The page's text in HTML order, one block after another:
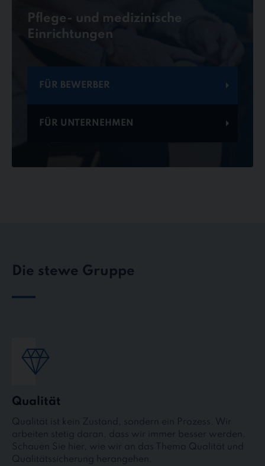
Pflege- und medizinische
Einrichtungen
FÜR BEWERBER
FÜR UNTERNEHMEN
Die stewe Gruppe
Qualität
Qualität ist kein Zustand, sondern ein Prozess. Wir
arbeiten stetig daran, dass wir immer besser werden.
Schauen Sie hier, wie wir an das Thema Qualität und
Qualitätssicherung herangehen.